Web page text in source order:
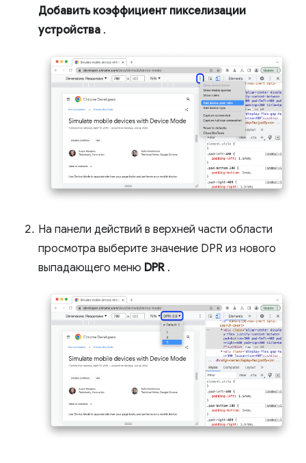
Добавить коэффициент пикселизации
устройства .
На панели действий в верхней части области
просмотра выберите значение DPR из нового
выпадающего меню DPR .